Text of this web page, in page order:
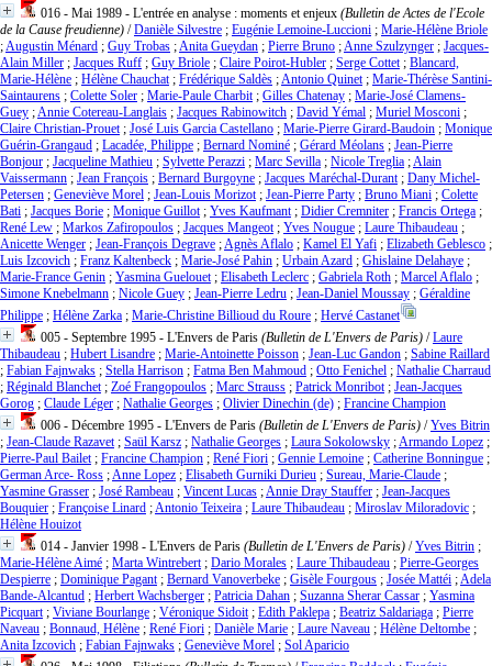
016 - Mai 1989 - L'entrée en analyse : moments et enjeux (Bulletin de Actes de l'Ecole
de la Cause freudienne) /Danièle Silvestre ; Eugénie Lemoine-Luccioni ; Marie-Hélène Briole
;Augustin Ménard ; Guy Trobas ;Anita Gueydan ; Pierre Bruno ;Anne Szulzynger ; Jacques-
Alain Miller ; Jacques Ruff ; Guy Briole ; Claire Poirot-Hubler ; Serge Cottet; Blancard,
Marie-Hélène ; Hélène Chauchat; Frédérique Saldès ;Antonio Quinet; Marie-Thérèse Santini-
Saintaurens ; Colette Soler ; Marie-Paule Charbit; Gilles Chatenay ; Marie-José Clamens-
Guey ;Annie Cotereau-Langlais ; Jacques Rabinowitch ; David Yémal ; Muriel Mosconi ;
Claire Christian-Prouet; José Luis Garcia Castellano ; Marie-Pierre Girard-Baudoin ; Monique
Guérin-Grangaud ; Lacadée, Philippe ; Bernard Nominé ; Gérard Méolans ; Jean-Pierre
Bonjour ; Jacqueline Mathieu ; Sylvette Perazzi ; Marc Sevilla ; Nicole Treglia ;Alain
Vaissermann ; Jean François ; Bernard Burgoyne ; Jacques Maréchal-Durant; Dany Michel-
Petersen ; Geneviève Morel ; Jean-Louis Morizot; Jean-Pierre Party ; Bruno Miani ; Colette
Bati ; Jacques Borie ; Monique Guillot; Yves Kaufmant; Didier Cremniter ; Francis Ortega ;
René Lew ; Markos Zafiropoulos ; Jacques Mangeot; Yves Nougue ; Laure Thibaudeau ;
Anicette Wenger ; Jean-François Degrave ;Agnès Aflalo ; Kamel El Yafi ; Elizabeth Geblesco ;
Luis Izcovich ; Franz Kaltenbeck ; Marie-José Pahin ; Urbain Azard ; Ghislaine Delahaye ;
Marie-France Genin ; Yasmina Guelouet; Elisabeth Leclerc ; Gabriela Roth ; Marcel Aflalo ;
Simone Knebelmann ; Nicole Guey ; Jean-Pierre Ledru ; Jean-Daniel Moussay ; Géraldine
Philippe ; Hélène Zarka ; Marie-Christine Billioud du Roure ; Hervé Castanet
005 - Septembre 1995 - L'Envers de Paris (Bulletin de L'Envers de Paris) /Laure
Thibaudeau ; Hubert Lisandre ; Marie-Antoinette Poisson ; Jean-Luc Gandon ; Sabine Raillard
; Fabian Fajnwaks ; Stella Harrison ; Fatma Ben Mahmoud ; Otto Fenichel ; Nathalie Charraud
; Réginald Blanchet; Zoé Frangopoulos ; Marc Strauss ; Patrick Monribot; Jean-Jacques
Gorog ; Claude Léger ; Nathalie Georges ; Olivier Dinechin (de) ; Francine Champion
006 - Décembre 1995 - L'Envers de Paris (Bulletin de L'Envers de Paris) /Yves Bitrin
; Jean-Claude Razavet; Saül Karsz ; Nathalie Georges ; Laura Sokolowsky ;Armando Lopez ;
Pierre-Paul Bailet; Francine Champion ; René Fiori ; Gennie Lemoine ; Catherine Bonningue ;
German Arce- Ross ;Anne Lopez ; Elisabeth Gurniki Durieu ; Sureau, Marie-Claude ;
Yasmine Grasser ; José Rambeau ; Vincent Lucas ;Annie Dray Stauffer ; Jean-Jacques
Bouquier ; Françoise Linard ;Antonio Teixeira ; Laure Thibaudeau ; Miroslav Miloradovic ;
Hélène Houizot
014 - Janvier 1998 - L'Envers de Paris (Bulletin de L'Envers de Paris) /Yves Bitrin ;
Marie-Hélène Aimé ; Marta Wintrebert; Dario Morales ; Laure Thibaudeau ; Pierre-Georges
Despierre ; Dominique Pagant; Bernard Vanoverbeke ; Gisèle Fourgous ; Josée Mattéi ;Adela
Bande-Alcantud ; Herbert Wachsberger ; Patricia Dahan ; Suzanna Sherar Cassar ; Yasmina
Picquart; Viviane Bourlange ; Véronique Sidoit; Edith Paklepa ; Beatriz Saldariaga ; Pierre
Naveau ; Bonnaud, Hélène ; René Fiori ; Danièle Marie ; Laure Naveau ; Hélène Deltombe ;
Anita Izcovich ; Fabian Fajnwaks ; Geneviève Morel ; Sol Aparicio